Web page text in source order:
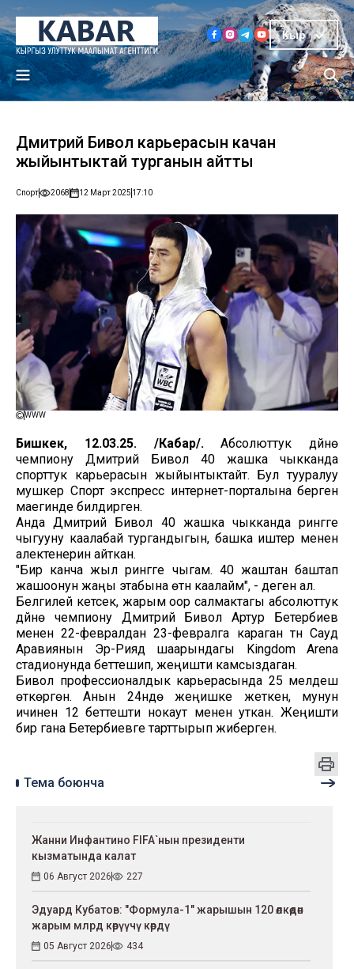
Кыр
Дмитрий Бивол карьерасын качан
жыйынтыктай турганын айтты
Спорт 2068 12 Март 2025 17:10
WWW
Бишкек, 12.03.25. /Кабар/. Абсолюттук дүйнө
чемпиону Дмитрий Бивол 40 жашка чыкканда
спорттук карьерасын жыйынтыктайт. Бул тууралуу
мушкер Спорт экспресс интернет-порталына берген
маегинде билдирген.
Анда Дмитрий Бивол 40 жашка чыкканда рингге
чыгууну каалабай тургандыгын, башка иштер менен
алектенерин айткан.
"Бир канча жыл рингге чыгам. 40 жаштан баштап
жашоонун жаңы этабына өтүүнү каалайм", - деген ал.
Белгилей кетсек, жарым оор салмактагы абсолюттук
дүйнө чемпиону Дмитрий Бивол Артур Бетербиев
менен 22-февралдан 23-февралга караган түнү Сауд
Аравиянын Эр-Рияд шаарындагы Kingdom Arena
стадионунда беттешип, жеңишти камсыздаган.
Бивол профессионалдык карьерасында 25 мелдеш
өткөргөн. Анын 24үндө жеңишке жеткен, мунун
ичинен 12 беттешти нокаут менен уткан. Жеңишти
бир гана Бетербиевге тарттырып жиберген.
Тема боюнча
Жанни Инфантино FIFA`нын президенти
кызматында калат
06 Август 2026 227
Эдуард Кубатов: "Формула-1" жарышын 120 өлкөдөн
жарым млрд көрүүчү көрдү
05 Август 2026 434